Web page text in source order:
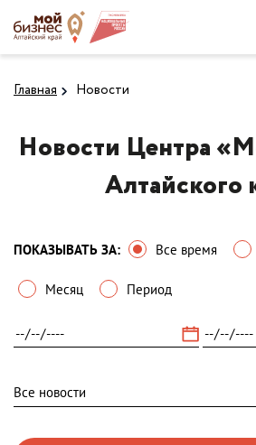
Главная Новости
Новости Центра
Алтайского
ПОКАЗЫВАТЬ ЗА: Все время
Месяц Период